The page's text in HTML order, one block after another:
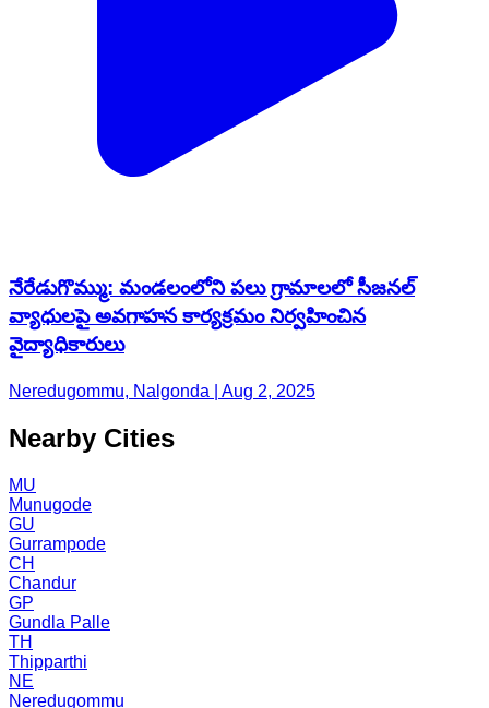
నేరేడుగొమ్ము: మండలంలోని పలు గ్రామాలలో సీజనల్
వ్యాధులపై అవగాహన కార్యక్రమం నిర్వహించిన
వైద్యాధికారులు
Neredugommu, Nalgonda | Aug 2, 2025
Nearby Cities
MU
Munugode
GU
Gurrampode
CH
Chandur
GP
Gundla Palle
TH
Thipparthi
NE
Neredugommu